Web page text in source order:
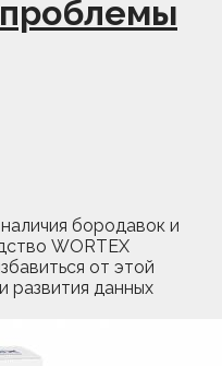
проблемы
бородавок и
WORTEX
от этой
развития данных